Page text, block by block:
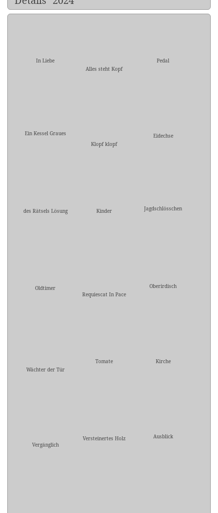
In Liebe
Alles steht Kopf
Pedal
Ein Kessel Graues
Klopf klopf
Eidechse
des Rätsels Lösung Kinder Jagdschlösschen
Oldtimer
Requiescat In Pace
Oberirdisch
Wächter der Tür
Tomate Kirche
Vergänglich
Versteinertes Holz Ausblick